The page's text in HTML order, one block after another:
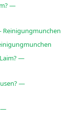
—
Reinigungmunchen
—
—
—